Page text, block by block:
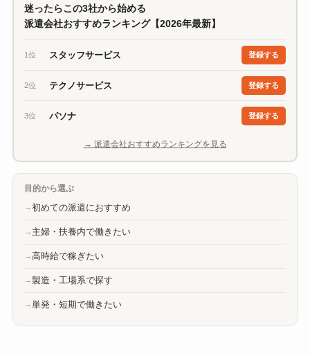
迷ったらこの3社から始める
派遣会社おすすめランキング【2026年最新】
1位 スタッフサービス 登録する
2位 テクノサービス 登録する
3位 パソナ 登録する
→ 派遣会社おすすめランキングを見る
目的から選ぶ
初めての派遣におすすめ
主婦・扶養内で働きたい
高時給で稼ぎたい
製造・工場系で探す
単発・短期で働きたい